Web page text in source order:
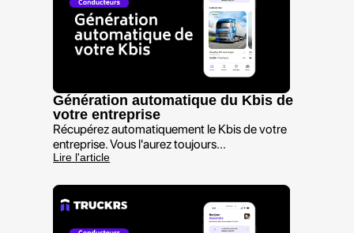
Génération automatique du Kbis de
votre entreprise
Récupérez automatiquement le Kbis de votre
entreprise. Vous l'aurez toujours...
Lire l'article